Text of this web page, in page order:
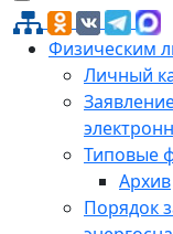
Физическим
Личный
Типовые
Архив
Порядок